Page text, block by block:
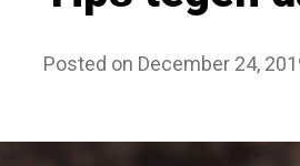
Posted on December 24,